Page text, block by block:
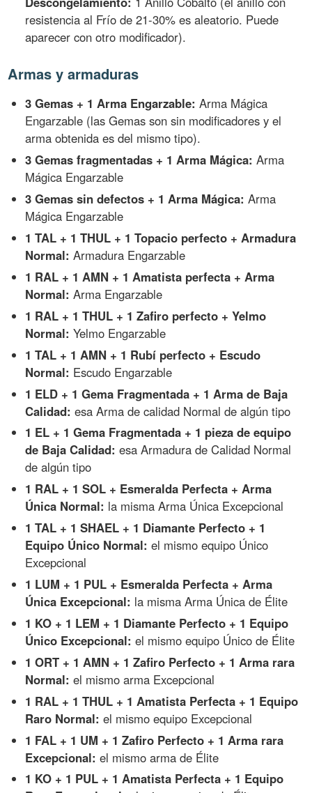
resistencia al Frío de 21-30% es aleatorio. Puede
aparecer con otro modificador).
Armas y armaduras
3 Gemas + 1 Arma Engarzable: Arma Mágica
Engarzable (las Gemas son sin modificadores y el
arma obtenida es del mismo tipo).
3 Gemas fragmentadas + 1 Arma Mágica: Arma
Mágica Engarzable
3 Gemas sin defectos + 1 Arma Mágica: Arma
Mágica Engarzable
1 TAL + 1 THUL + 1 Topacio perfecto + Armadura
Normal: Armadura Engarzable
1 RAL + 1 AMN + 1 Amatista perfecta + Arma
Normal: Arma Engarzable
1 RAL + 1 THUL + 1 Zafiro perfecto + Yelmo
Normal: Yelmo Engarzable
1 TAL + 1 AMN + 1 Rubí perfecto + Escudo
Normal: Escudo Engarzable
1 ELD + 1 Gema Fragmentada + 1 Arma de Baja
Calidad: esa Arma de calidad Normal de algún tipo
1 EL + 1 Gema Fragmentada + 1 pieza de equipo
de Baja Calidad: esa Armadura de Calidad Normal
de algún tipo
1 RAL + 1 SOL + Esmeralda Perfecta + Arma
Única Normal: la misma Arma Única Excepcional
1 TAL + 1 SHAEL + 1 Diamante Perfecto + 1
Equipo Único Normal: el mismo equipo Único
Excepcional
1 LUM + 1 PUL + Esmeralda Perfecta + Arma
Única Excepcional: la misma Arma Única de Élite
1 KO + 1 LEM + 1 Diamante Perfecto + 1 Equipo
Único Excepcional: el mismo equipo Único de Élite
1 ORT + 1 AMN + 1 Zafiro Perfecto + 1 Arma rara
Normal: el mismo arma Excepcional
1 RAL + 1 THUL + 1 Amatista Perfecta + 1 Equipo
Raro Normal: el mismo equipo Excepcional
1 FAL + 1 UM + 1 Zafiro Perfecto + 1 Arma rara
Excepcional: el mismo arma de Élite
1 KO + 1 PUL + 1 Amatista Perfecta + 1 Equipo